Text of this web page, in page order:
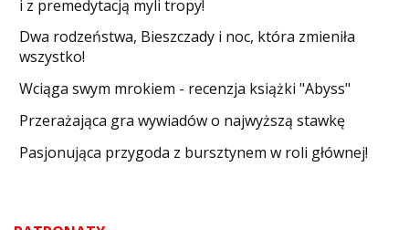
i z premedytacją myli tropy!
Dwa rodzeństwa, Bieszczady i noc, która zmieniła
wszystko!
Wciąga swym mrokiem - recenzja książki "Abyss"
​Przerażająca gra wywiadów o najwyższą stawkę
Pasjonująca przygoda z bursztynem w roli głównej!